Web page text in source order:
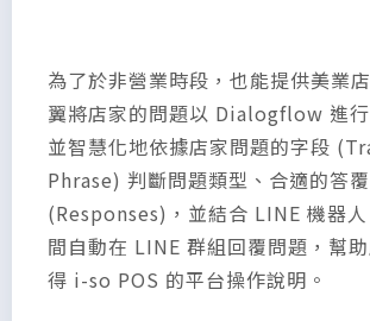
為了於非營業時段，也能提供美業
翼將店家的問題以 Dialogflow 進行
並智慧化地依據店家問題的字段
Phrase) 判斷問題類型、合適的答覆
(Responses)，並結合 LINE 機器
間自動在 LINE 群組回覆問題，幫
得 i-so POS 的平台操作說明。